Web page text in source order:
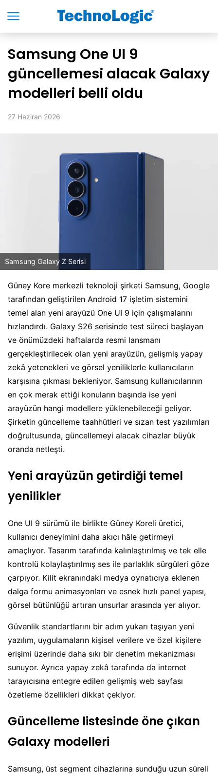
Samsung One UI 9
güncellemesi alacak Galaxy
modelleri belli oldu
27 Haziran 2026
Samsung Galaxy Z Serisi
Güney Kore merkezli teknoloji şirketi Samsung, Google
tarafından geliştirilen Android 17 işletim sistemini
temel alan yeni arayüzü One UI 9 için çalışmalarını
hızlandırdı. Galaxy S26 serisinde test süreci başlayan
ve önümüzdeki haftalarda resmi lansmanı
gerçekleştirilecek olan yeni arayüzün, gelişmiş yapay
zekâ yetenekleri ve görsel yeniliklerle kullanıcıların
karşısına çıkması bekleniyor. Samsung kullanıcılarının
en çok merak ettiği konuların başında ise yeni
arayüzün hangi modellere yüklenebileceği geliyor.
Şirketin güncelleme taahhütleri ve sızan test yazılımları
doğrultusunda, güncellemeyi alacak cihazlar büyük
oranda netleşti.
Yeni arayüzün getirdiği temel
yenilikler
One UI 9 sürümü ile birlikte Güney Koreli üretici,
kullanıcı deneyimini daha akıcı hâle getirmeyi
amaçlıyor. Tasarım tarafında kalınlaştırılmış ve tek elle
kontrolü kolaylaştırılmış ses ile parlaklık sürgüleri göze
çarpıyor. Kilit ekranındaki medya oynatıcıya eklenen
dalga formu animasyonları ve esnek hızlı panel yapısı,
görsel bütünlüğü artıran unsurlar arasında yer alıyor.
Güvenlik standartlarını bir adım yukarı taşıyan yeni
yazılım, uygulamaların kişisel verilere ve özel kişilere
erişimi üzerinde daha sıkı bir denetim mekanizması
sunuyor. Ayrıca yapay zekâ tarafında da internet
tarayıcısına entegre edilen gelişmiş web sayfası
özetleme özellikleri dikkat çekiyor.
Güncelleme listesinde öne çıkan
Galaxy modelleri
Samsung, üst segment cihazlarına sunduğu uzun süreli